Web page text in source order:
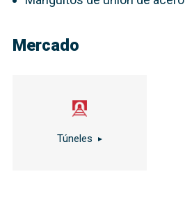
Mercado
Túneles